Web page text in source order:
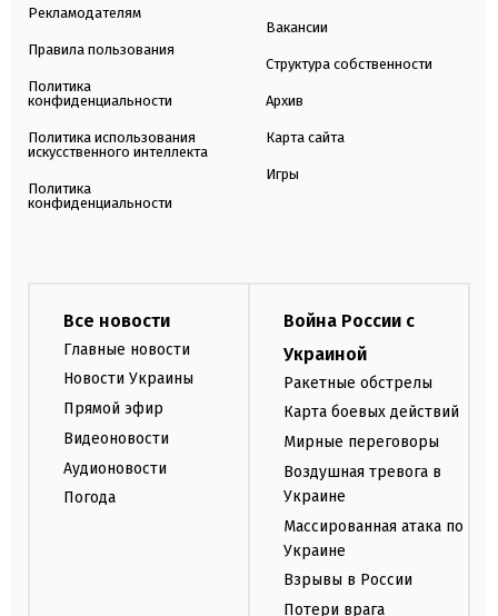
Рекламодателям
Правила пользования
Политика
конфиденциальности
Политика использования
искусственного интеллекта
Политика
конфиденциальности
Вакансии
Структура собственности
Архив
Карта сайта
Игры
Все новости
Главные новости
Новости Украины
Прямой эфир
Видеоновости
Аудионовости
Погода
Война России с
Украиной
Ракетные обстрелы
Карта боевых действий
Мирные переговоры
Воздушная тревога в
Украине
Массированная атака по
Украине
Взрывы в России
Потери врага